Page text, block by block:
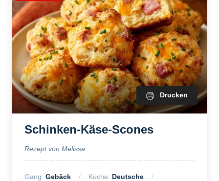
Drucken
Schinken-Käse-Scones
Rezept von Melissa
Gang: Gebäck Küche: Deutsche